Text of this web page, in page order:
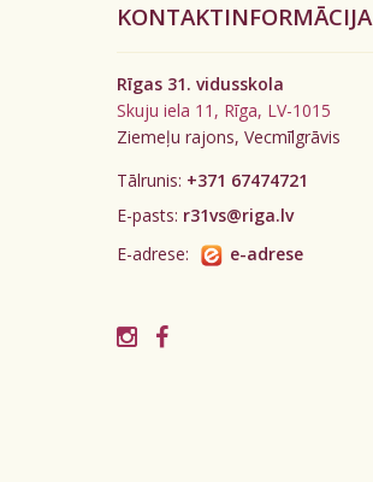
KONTAKTINFORMĀCIJA
Rīgas 31. vidusskola
Skuju iela 11, Rīga, LV-1015
Ziemeļu rajons, Vecmīlgrāvis
Tālrunis: +371 67474721
E-pasts: r31vs@riga.lv
E-adrese:
e-adrese